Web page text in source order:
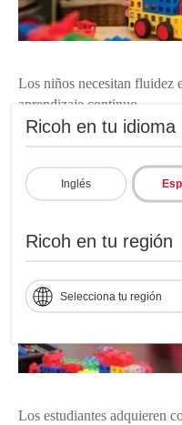
Ricoh en tu idioma
Inglés
Ricoh en tu región
Selecciona tu región
Los niños necesitan fluidez
aprendizaje continuo.
Los estudiantes adquieren